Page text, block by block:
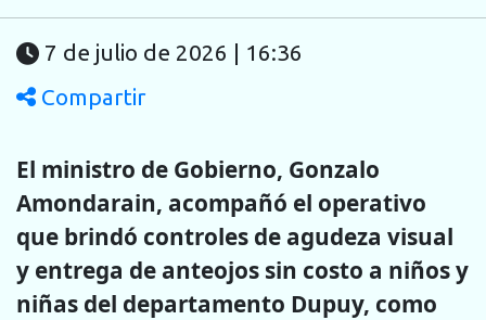
7 de julio de 2026 | 16:36
Compartir
El ministro de Gobierno, Gonzalo
Amondarain, acompañó el operativo
que brindó controles de agudeza visual
y entrega de anteojos sin costo a niños y
niñas del departamento Dupuy, como